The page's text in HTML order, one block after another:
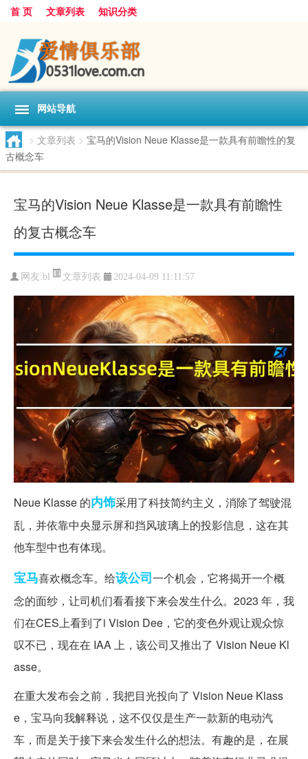
首 页 文章列表 知识分类
网站导航
> 文章列表 > 宝马的Vision Neue Klasse是一款具有前瞻性的复
古概念车
宝马的Vision Neue Klasse是一款具有前瞻性
的复古概念车
网友:bl 文章列表 2024-04-09 11:11:57
Neue Klasse 的内饰采用了科技简约主义，消除了驾驶混
乱，并依靠中央显示屏和挡风玻璃上的投影信息，这在其
他车型中也有体现。
宝马喜欢概念车。给该公司一个机会，它将揭开一个概
念的面纱，让司机们看看接下来会发生什么。2023 年，我
们在CES上看到了i Vision Dee，它的变色外观让观众惊
叹不已，现在在 IAA 上，该公司又推出了 Vision Neue Kl
asse。
在重大发布会之前，我把目光投向了 Vision Neue Klass
e，宝马向我解释说，这不仅仅是生产一款新的电动汽
车，而是关于接下来会发生什么的想法。有趣的是，在展